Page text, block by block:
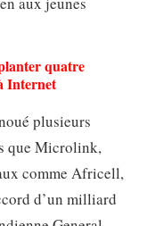
quatre
Internet
plusieurs
que Microlink,
comme Africell,
d’un milliard